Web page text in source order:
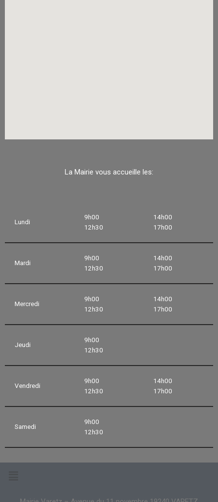
La Mairie vous accueille les:
Lundi
9h00
12h30
14h00
17h00
Mardi
9h00
12h30
14h00
17h00
Mercredi
9h00
12h30
14h00
17h00
Jeudi
9h00
12h30
Vendredi
9h00
12h30
14h00
17h00
Samedi
9h00
12h30